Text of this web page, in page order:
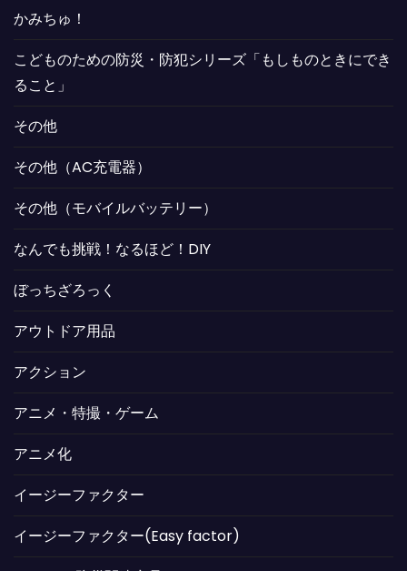
かみちゅ！
こどものための防災・防犯シリーズ「もしものときにでき
ること」
その他
その他（AC充電器）
その他（モバイルバッテリー）
なんでも挑戦！なるほど！DIY
ぼっちざろっく
アウトドア用品
アクション
アニメ・特撮・ゲーム
アニメ化
イージーファクター
イージーファクター(Easy factor)